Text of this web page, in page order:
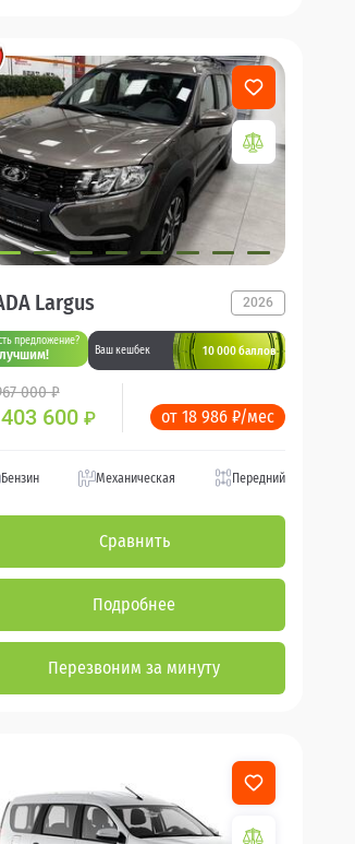
Largus 2026
предложение?
Ваш кешбек 10 000 баллов
000 ₽
600 ₽ от 18 986 ₽/мес
Бензин Механическая Передний
Сравнить
Подробнее
Перезвоним за минуту